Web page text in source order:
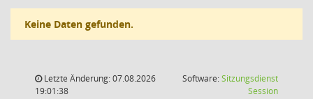
Keine Daten gefunden.
Letzte Änderung: 07.08.2026
19:01:38
Software:Sitzungsdienst
Session(Wird in